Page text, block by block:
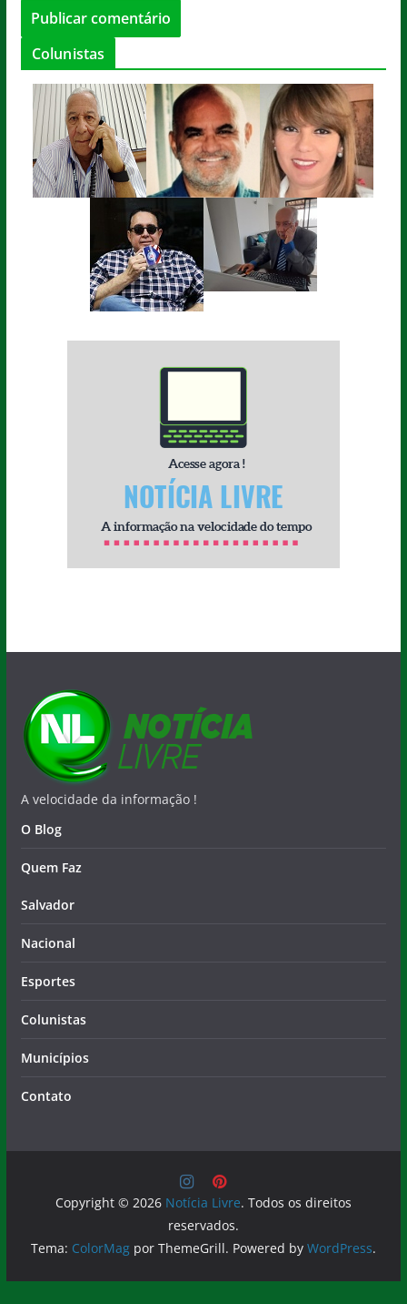
Colunistas
A velocidade da informação !
O Blog
Quem Faz
Salvador
Nacional
Esportes
Colunistas
Municípios
Contato
Copyright © 2026 Notícia Livre. Todos os direitos
reservados.
Tema: ColorMagpor ThemeGrill. Powered by WordPress.